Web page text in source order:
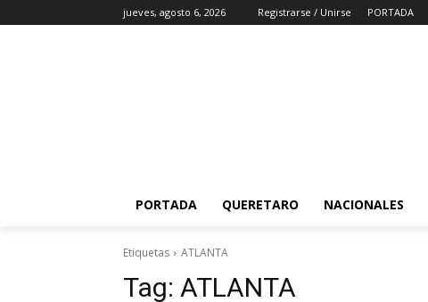
jueves, agosto 6, 2026 Registrarse / Unirse PORTADA
PORTADA QUERETARO NACIONALES
Etiquetas ATLANTA
Tag: ATLANTA